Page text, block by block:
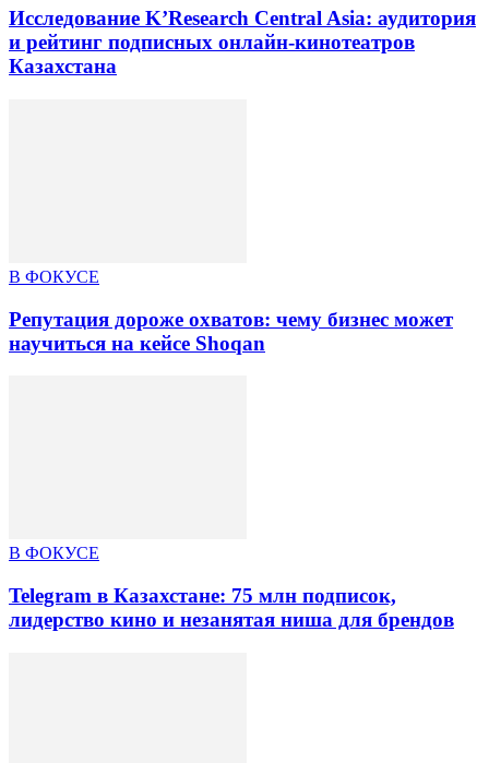
Исследование K’Research Central Asia: аудитория
и рейтинг подписных онлайн-кинотеатров
Казахстана
В ФОКУСЕ
Репутация дороже охватов: чему бизнес может
научиться на кейсе Shoqan
В ФОКУСЕ
Telegram в Казахстане: 75 млн подписок,
лидерство кино и незанятая ниша для брендов